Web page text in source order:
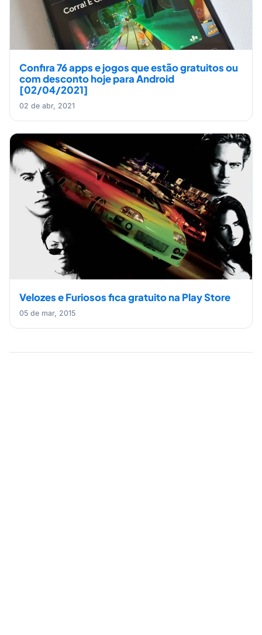
Confira 76 apps e jogos que estão gratuitos ou
com desconto hoje para Android
[02/04/2021]
02 de abr, 2021
Velozes e Furiosos fica gratuito na Play Store
05 de mar, 2015